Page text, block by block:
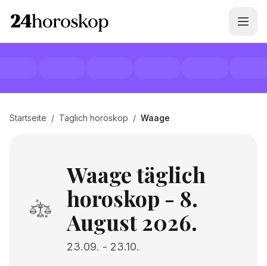
Startseite / Täglich horoskop / Waage
Waage täglich
horoskop - 8.
August 2026.
23.09. - 23.10.